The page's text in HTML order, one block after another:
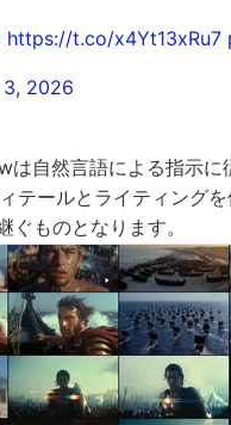
https://t.co/x4Yt13xRu7
2026
自然言語による指示
テールとライティング
ぐものとなります。